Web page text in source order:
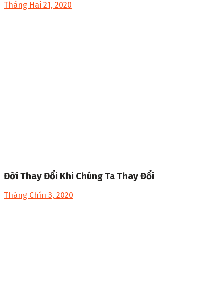
Tháng Hai 21, 2020
Đời Thay Đổi Khi Chúng Ta Thay Đổi
Tháng Chín 3, 2020